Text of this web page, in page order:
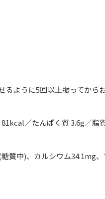
るように5回以上振ってから
／たんぱく質 3.6g／脂
質中)、カルシウム34.1mg